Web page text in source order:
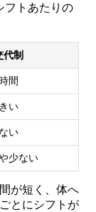
フトあたりの
代制
間
い
い
少ない
が短く、体へ
とにシフトが